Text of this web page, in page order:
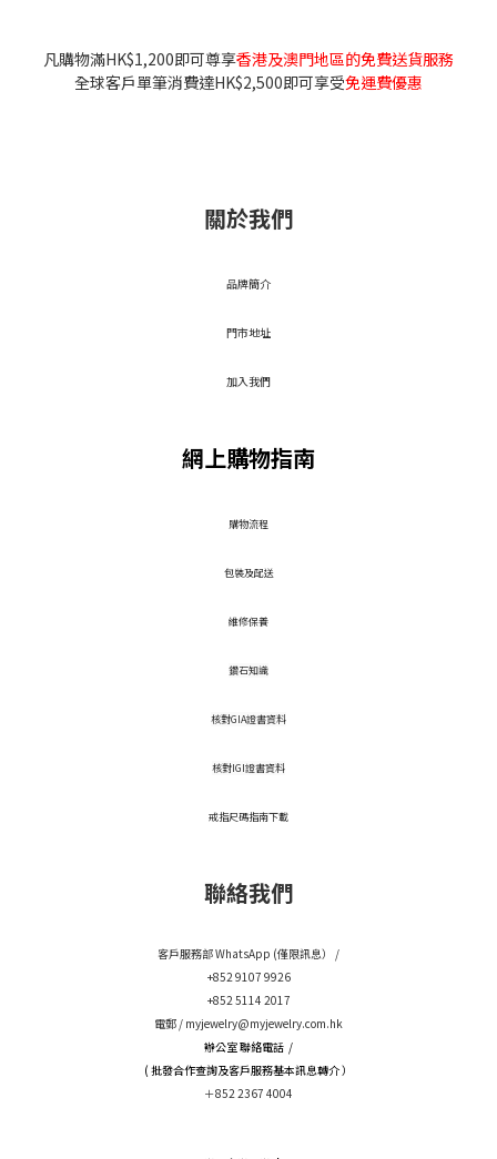
凡購物滿HK$1,200即可尊享香港及澳門地區的免費送貨服務
全球客戶單筆消費達HK$2,500即可享受免運費優惠
關於我們
品牌簡介
門市地址
加入我們
網上購物指南
​購物流程
包裝及配送
維修保養
鑽石知識
核對GIA證書資料
核對IGI證書資料
戒指尺碼指南下載
聯絡我們
客戶服務部 WhatsApp (僅限訊息） /
+852 9107 9926
+852 5114 2017
電郵 / myjewelry@myjewelry.com.hk
辦公室 聯絡電話 /
( 批發合作查詢及客戶服務基本訊息轉介 ）
＋852 2367 4004